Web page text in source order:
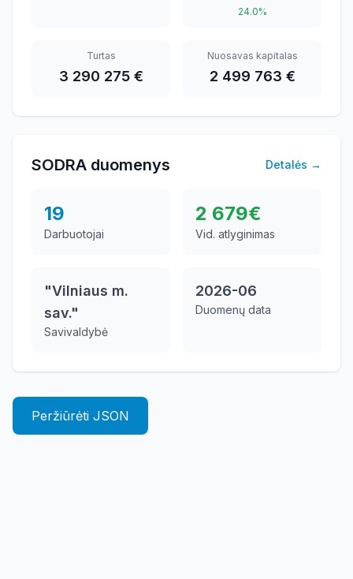
24.0%
Turtas
3 290 275 €
Nuosavas kapitalas
2 499 763 €
SODRA duomenys Detalės →
19
Darbuotojai
2 679€
Vid. atlyginimas
"Vilniaus m.
sav."
Savivaldybė
2026-06
Duomenų data
Peržiūrėti JSON